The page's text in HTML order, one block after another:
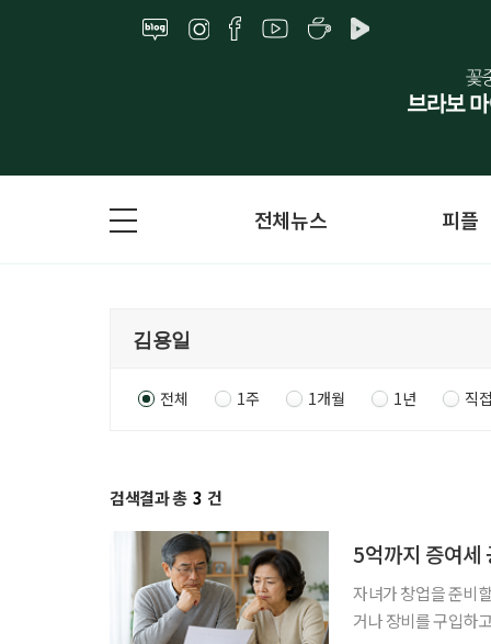
전체뉴스 피플
전체 1주 1개월 1년 직
검색결과 총 3 건
5억까지 증여세
자녀가 창업을 준비
거나 장비를 구입하